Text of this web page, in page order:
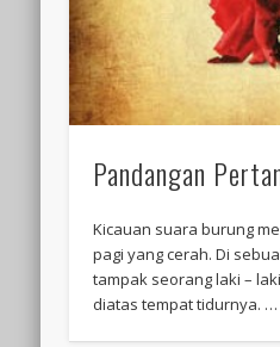
Pandangan
Kicauan suara burung
pagi yang cerah. Di
tampak seorang laki –
diatas tempat tidurnya. …